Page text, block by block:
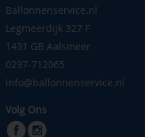
Ballonnenservice.nl
Legmeerdijk 327 F
1431 GB Aalsmeer
0297-712065
info@ballonnenservice.nl
Volg Ons